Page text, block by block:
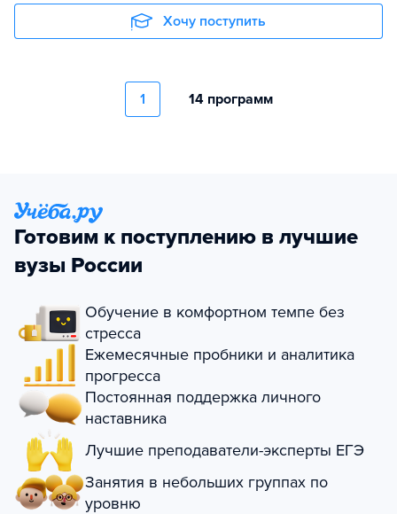
Хочу поступить
1 14 программ
Готовим к поступлению в лучшие
вузы России
Обучение в комфортном темпе без
стресса
Ежемесячные пробники и аналитика
прогресса
Постоянная поддержка личного
наставника
Лучшие преподаватели-эксперты ЕГЭ
Занятия в небольших группах по
уровню